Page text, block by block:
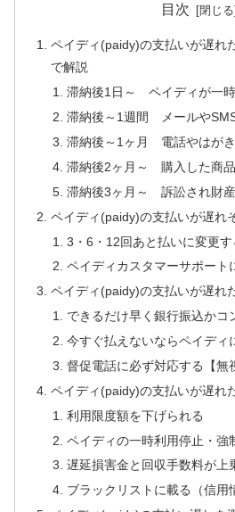
目次
ペイディ(paidy)の支払いが遅れ
で解説
滞納後1日～ ペイディが一
滞納後～1週間 メールや
滞納後～1ヶ月 電話やはが
滞納後2ヶ月～ 購入した商
滞納後3ヶ月～ 訴訟され財産
ペイディ(paidy)の支払いが遅れ
3・6・12回あと払いに変更す
ペイディカスタマーサポート
ペイディ(paidy)の支払いが遅れ
できるだけ早く銀行振込かコ
今すぐ払えないならペイディ
督促電話に必ず対応する【無
ペイディ(paidy)の支払いが遅れ
利用限度額を下げられる
ペイディの一時利用停止・強
遅延損害金と回収手数料が上
ブラックリストに載る（信用